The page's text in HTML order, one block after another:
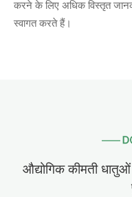
करने के लिए अधिक विस्तृत
स्वागत करते हैं।
औद्योगिक कीमती